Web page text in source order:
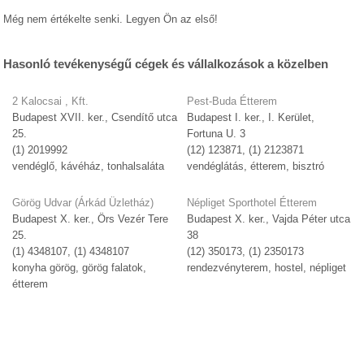
Még nem értékelte senki. Legyen Ön az első!
Hasonló tevékenységű cégek és vállalkozások a közelben
2 Kalocsai , Kft.
Budapest XVII. ker., Csendítő utca
25.
(1) 2019992
vendéglő, kávéház, tonhalsaláta
Görög Udvar (Árkád Üzletház)
Budapest X. ker., Örs Vezér Tere
25.
(1) 4348107, (1) 4348107
konyha görög, görög falatok,
étterem
Pest-Buda Étterem
Budapest I. ker., I. Kerület,
Fortuna U. 3
(12) 123871, (1) 2123871
vendéglátás, étterem, bisztró
Népliget Sporthotel Étterem
Budapest X. ker., Vajda Péter utca
38
(12) 350173, (1) 2350173
rendezvényterem, hostel, népliget